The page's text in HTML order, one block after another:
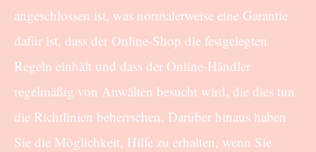
angeschlossen ist, was normalerweise eine Garantie
dafür ist, dass der Online-Shop die festgelegten
Regeln einhält und dass der Online-Händler
regelmäßig von Anwälten besucht wird, die dies tun
die Richtlinien beherrschen. Darüber hinaus haben
Sie die Möglichkeit, Hilfe zu erhalten, wenn Sie